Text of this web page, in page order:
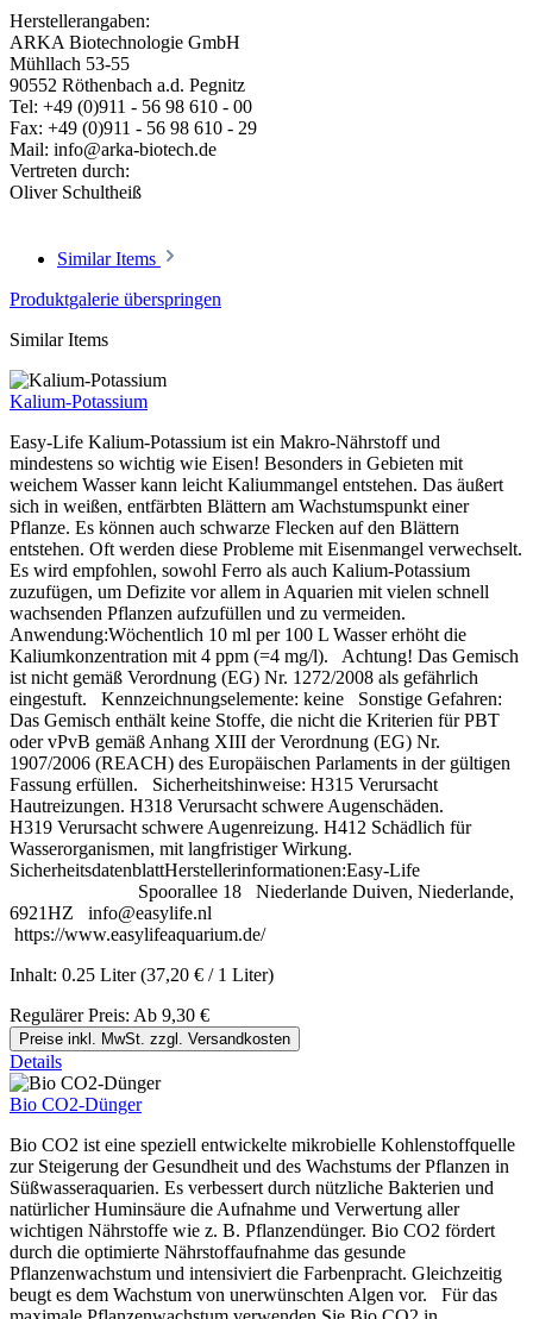
Herstellerangaben:
ARKA Biotechnologie GmbH
Mühllach 53-55
90552 Röthenbach a.d. Pegnitz
Tel: +49 (0)911 - 56 98 610 - 00
Fax: +49 (0)911 - 56 98 610 - 29
Mail: info@arka-biotech.de
Vertreten durch:
Oliver Schultheiß
Similar Items
Produktgalerie überspringen
Similar Items
Kalium-Potassium
Easy-Life Kalium-Potassium ist ein Makro-Nährstoff und
mindestens so wichtig wie Eisen! Besonders in Gebieten mit
weichem Wasser kann leicht Kaliummangel entstehen. Das äußert
sich in weißen, entfärbten Blättern am Wachstumspunkt einer
Pflanze. Es können auch schwarze Flecken auf den Blättern
entstehen. Oft werden diese Probleme mit Eisenmangel verwechselt.
Es wird empfohlen, sowohl Ferro als auch Kalium-Potassium
zuzufügen, um Defizite vor allem in Aquarien mit vielen schnell
wachsenden Pflanzen aufzufüllen und zu vermeiden.
Anwendung:Wöchentlich 10 ml per 100 L Wasser erhöht die
Kaliumkonzentration mit 4 ppm (=4 mg/l). Achtung! Das Gemisch
ist nicht gemäß Verordnung (EG) Nr. 1272/2008 als gefährlich
eingestuft. Kennzeichnungselemente: keine Sonstige Gefahren:
Das Gemisch enthält keine Stoffe, die nicht die Kriterien für PBT
oder vPvB gemäß Anhang XIII der Verordnung (EG) Nr.
1907/2006 (REACH) des Europäischen Parlaments in der gültigen
Fassung erfüllen. Sicherheitshinweise: H315 Verursacht
Hautreizungen. H318 Verursacht schwere Augenschäden.
H319 Verursacht schwere Augenreizung. H412 Schädlich für
Wasserorganismen, mit langfristiger Wirkung.
SicherheitsdatenblattHerstellerinformationen:Easy-Life
Spoorallee 18 Niederlande Duiven, Niederlande,
6921HZ info@easylife.nl
https://www.easylifeaquarium.de/
Inhalt: 0.25 Liter(37,20 € / 1 Liter)
Regulärer Preis: Ab 9,30 €
Preise inkl. MwSt. zzgl. Versandkosten
Details
Bio CO2-Dünger
Bio CO2 ist eine speziell entwickelte mikrobielle Kohlenstoffquelle
zur Steigerung der Gesundheit und des Wachstums der Pflanzen in
Süßwasseraquarien. Es verbessert durch nützliche Bakterien und
natürlicher Huminsäure die Aufnahme und Verwertung aller
wichtigen Nährstoffe wie z. B. Pflanzendünger. Bio CO2 fördert
durch die optimierte Nährstoffaufnahme das gesunde
Pflanzenwachstum und intensiviert die Farbenpracht. Gleichzeitig
beugt es dem Wachstum von unerwünschten Algen vor. Für das